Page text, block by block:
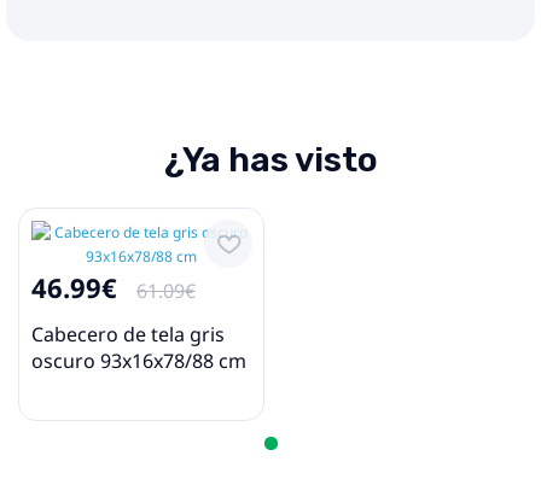
¿Ya has visto
46.99€
61.09€
Cabecero de tela gris
oscuro 93x16x78/88 cm